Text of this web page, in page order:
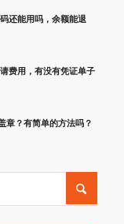
还能用吗，余额能退
费用，有没有凭证单子
章？有简单的方法吗？